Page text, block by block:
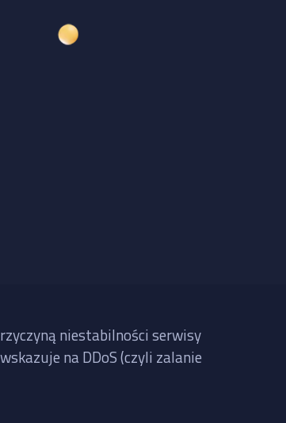
niestabilności serwisy
na DDoS (czyli zalanie